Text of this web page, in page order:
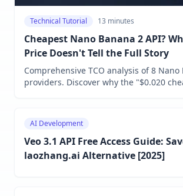
Technical Tutorial 13 minutes
Cheapest Nano Banana 2 API?
Price Doesn't Tell the Full Story
Comprehensive TCO analysis of 8 Nano
providers. Discover why the "$0.020
AI Development
Veo 3.1 API Free Access Guide:
laozhang.ai Alternative [2025]